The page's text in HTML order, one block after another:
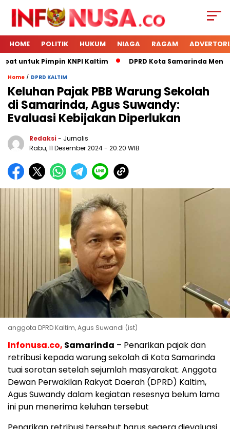
HOME POLITIK HUKUM NIAGA RAGAM
untuk Pimpin KNPI Kaltim DPRD Kota Samarinda
Home / DPRD KALTIM
Keluhan Pajak PBB Warung Sekolah
di Samarinda, Agus Suwandy:
Evaluasi Kebijakan Diperlukan
Redaksi - Jurnalis
Rabu, 11 Desember 2024- 20:20 WIB
anggota DPRD Kaltim, Agus Suwandi (ist)
Infonusa.co, Samarinda – Penarikan pajak dan
retribusi kepada warung sekolah di Kota Samarinda
tuai sorotan setelah sejumlah masyarakat. Anggota
Dewan Perwakilan Rakyat Daerah (DPRD) Kaltim,
Agus Suwandy dalam kegiatan resesnya belum lama
ini pun menerima keluhan tersebut